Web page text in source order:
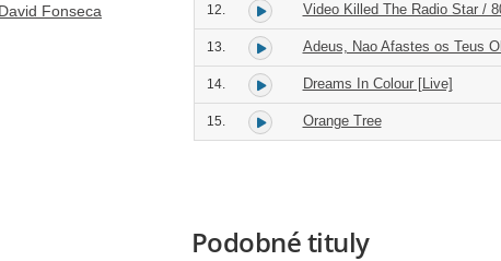
David Fonseca 12. Video Killed The Radio Star /
13. Adeus, Nao Afastes os Teus
14. Dreams In Colour [Live]
15. Orange Tree
Podobné tituly